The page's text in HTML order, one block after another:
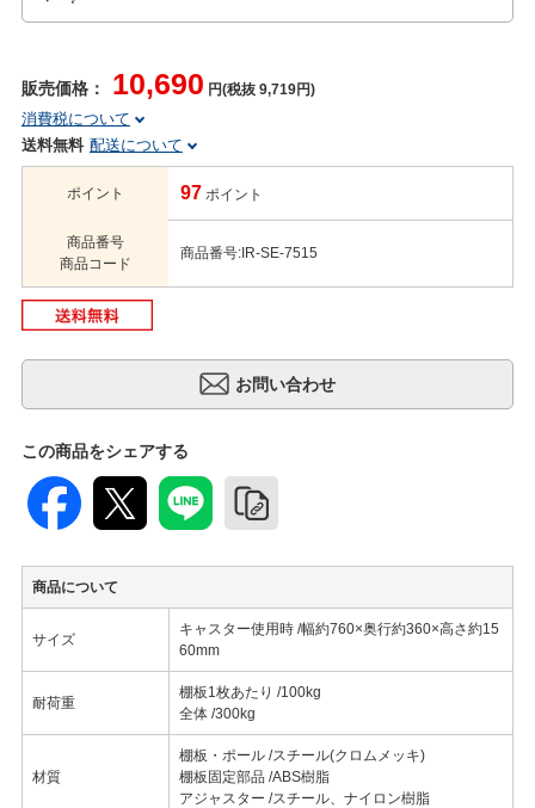
販売価格： 10,690 円(税抜 9,719円)
消費税について
送料無料 配送について
ポイント 97 ポイント
商品番号
商品コード
商品番号:IR-SE-7515
この商品をシェアする
商品について
サイズ
キャスター使用時 /幅約760×奥行約360×高さ約15
60mm
耐荷重
棚板1枚あたり /100kg
全体 /300kg
材質
棚板・ポール /スチール(クロムメッキ)
棚板固定部品 /ABS樹脂
アジャスター /スチール、ナイロン樹脂